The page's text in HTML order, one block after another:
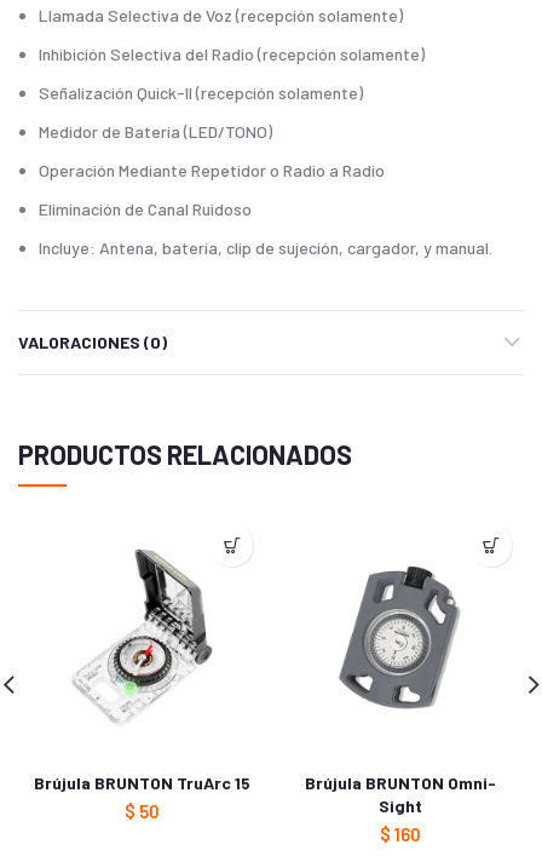
Llamada Selectiva de Voz (recepción solamente)
Inhibición Selectiva del Radio (recepción solamente)
Señalización Quick-II (recepción solamente)
Medidor de Batería (LED/TONO)
Operación Mediante Repetidor o Radio a Radio
Eliminación de Canal Ruidoso
Incluye: Antena, batería, clip de sujeción, cargador, y manual.
VALORACIONES (0)
PRODUCTOS RELACIONADOS
Brújula BRUNTON TruArc 15
$ 50
Brújula BRUNTON Omni-
Sight
$ 160